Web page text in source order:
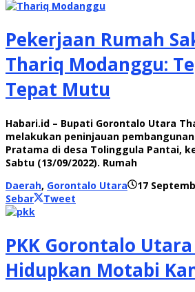
Pekerjaan Rumah
Thariq Modanggu:
Tepat Mutu
Habari.id – Bupati Gorontalo Utara
melakukan peninjauan
Pratama di desa Tolinggula Pantai,
Sabtu (13/09/2022). Rumah
Daerah, Gorontalo Utara 17
Sebar
Tweet
PKK Gorontalo
Hidupkan Motabi